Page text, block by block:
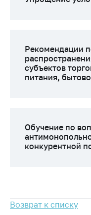
на
средства,
медицинского
Решение
по
факта
Рекомендации
субъектов
питания,
Обучение по
конкурентной
Возврат к списку